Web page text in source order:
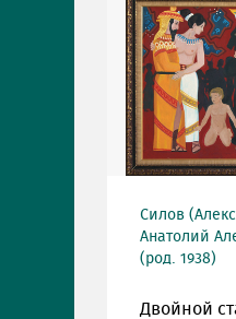
Силов
Анатолий
(род. 1938)
Двойной